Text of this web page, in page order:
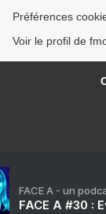
Préférences
Voir le profil de
FACE A - un
FACE A #30 :